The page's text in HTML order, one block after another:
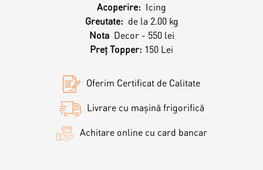
Colaci
Candy Bar
Prajituri
Ciocolată
Desert
Acoperire: Icing
Greutate: de la 2.00 kg
Nota Decor - 550 lei
Preț Topper: 150 Lei
Oferim Certificat de Calitate
Livrare cu mașină frigorifică
Achitare online cu card bancar